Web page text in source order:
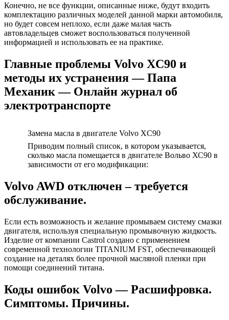
Конечно, не все функции, описанные ниже, будут входить
комплектацию различных моделей данной марки автомобиля,
но будет совсем неплохо, если даже малая часть
автовладельцев сможет воспользоваться полученной
информацией и использовать ее на практике.
Главные проблемы Volvo XC90 и
методы их устранения — Папа
Механик — Онлайн журнал об
электротранспорте
Замена масла в двигателе Volvo XC90
Приводим полный список, в котором указывается,
сколько масла помещается в двигателе Вольво ХС90 в
зависимости от его модификации:
Volvo AWD отключен – требуется
обслуживание.
Если есть возможность и желание промываем систему смазки
двигателя, используя специальную промывочную жидкость.
Изделие от компании Castrol создано с применением
современной технологии TITANIUM FST, обеспечивающей
создание на деталях более прочной масляной пленки при
помощи соединений титана.
Коды ошибок Volvo — Расшифровка.
Симптомы. Причины.